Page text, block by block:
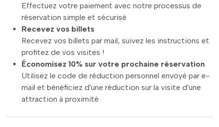
Effectuez votre paiement avec notre processus de
réservation simple et sécurisé
Recevez vos billets
Recevez vos billets par mail, suivez les instructions et
profitez de vos visites !
Économisez 10% sur votre prochaine réservation
Utilisez le code de réduction personnel envoyé par e-
mail et bénéficiez d'une réduction sur la visite d'une
attraction à proximité